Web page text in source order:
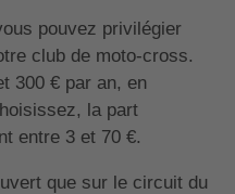
pouvez privilégier
club de moto-cross.
300 € par an, en
la part
entre 3 et 70 €.
que sur le circuit du